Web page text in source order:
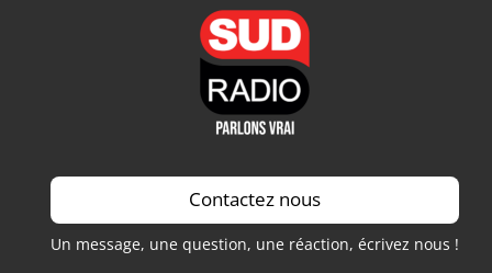
Contactez nous
Un message, une question, une réaction, écrivez nous !